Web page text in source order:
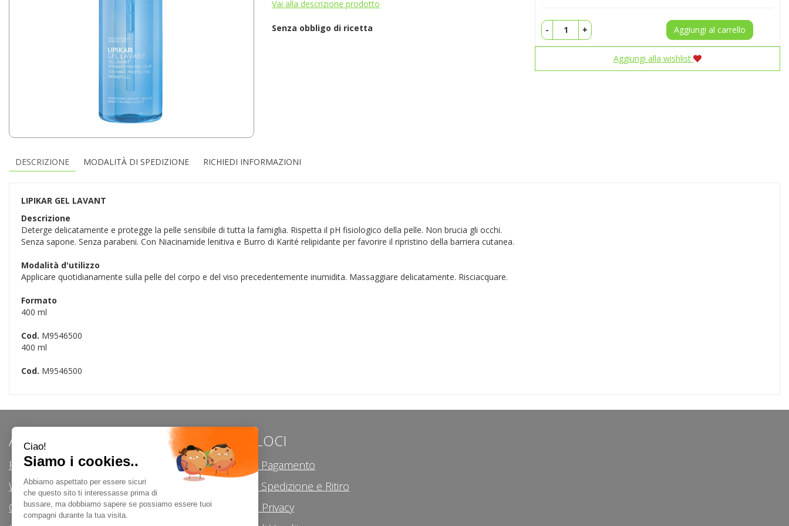
Vai alla descrizione prodotto
Senza obbligo di ricetta - + Aggiungi al carrello
Aggiungi alla wishlist
DESCRIZIONE MODALITÀ DI SPEDIZIONE RICHIEDI INFORMAZIONI
LIPIKAR GEL LAVANT
Descrizione
Deterge delicatamente e protegge la pelle sensibile di tutta la famiglia. Rispetta il pH fisiologico della pelle. Non brucia gli occhi.
Senza sapone. Senza parabeni. Con Niacinamide lenitiva e Burro di Karité relipidante per favorire il ripristino della barriera cutanea.
Modalità d'utilizzo
Applicare quotidianamente sulla pelle del corpo e del viso precedentemente inumidita. Massaggiare delicatamente. Risciacquare.
Formato
400 ml
Cod. M9546500
400 ml
Cod. M9546500
AREA UTENTE
Registrati
Wishlist
Contatti
LINK VELOCI
Modalità di Pagamento
Modalità di Spedizione e Ritiro
Informativa Privacy